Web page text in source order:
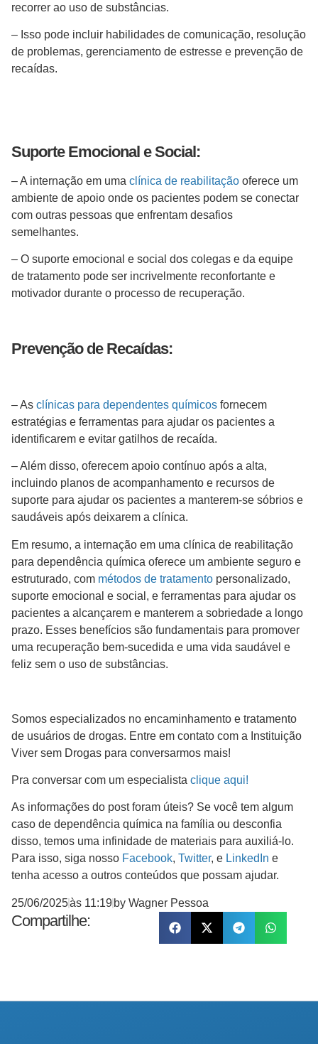
recorrer ao uso de substâncias.
– Isso pode incluir habilidades de comunicação, resolução
de problemas, gerenciamento de estresse e prevenção de
recaídas.
Suporte Emocional e Social:
– A internação em uma clínica de reabilitação oferece um
ambiente de apoio onde os pacientes podem se conectar
com outras pessoas que enfrentam desafios
semelhantes.
– O suporte emocional e social dos colegas e da equipe
de tratamento pode ser incrivelmente reconfortante e
motivador durante o processo de recuperação.
Prevenção de Recaídas:
– As clínicas para dependentes químicos fornecem
estratégias e ferramentas para ajudar os pacientes a
identificarem e evitar gatilhos de recaída.
– Além disso, oferecem apoio contínuo após a alta,
incluindo planos de acompanhamento e recursos de
suporte para ajudar os pacientes a manterem-se sóbrios e
saudáveis após deixarem a clínica.
Em resumo, a internação em uma clínica de reabilitação
para dependência química oferece um ambiente seguro e
estruturado, com métodos de tratamento personalizado,
suporte emocional e social, e ferramentas para ajudar os
pacientes a alcançarem e manterem a sobriedade a longo
prazo. Esses benefícios são fundamentais para promover
uma recuperação bem-sucedida e uma vida saudável e
feliz sem o uso de substâncias.
Somos especializados no encaminhamento e tratamento
de usuários de drogas. Entre em contato com a Instituição
Viver sem Drogas para conversarmos mais!
Pra conversar com um especialista clique aqui!
As informações do post foram úteis? Se você tem algum
caso de dependência química na família ou desconfia
disso, temos uma infinidade de materiais para auxiliá-lo.
Para isso, siga nosso Facebook, Twitter, e LinkedIn e
tenha acesso a outros conteúdos que possam ajudar.
25/06/2025às 11:19 by Wagner Pessoa
Compartilhe: